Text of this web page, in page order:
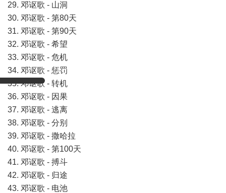
29. 邓讴歌 - 山洞
30. 邓讴歌 - 第80天
31. 邓讴歌 - 第90天
32. 邓讴歌 - 希望
33. 邓讴歌 - 危机
34. 邓讴歌 - 惩罚
35. 邓讴歌 - 转机
36. 邓讴歌 - 因果
37. 邓讴歌 - 逃离
38. 邓讴歌 - 分别
39. 邓讴歌 - 撒哈拉
40. 邓讴歌 - 第100天
41. 邓讴歌 - 搏斗
42. 邓讴歌 - 归途
43. 邓讴歌 - 电池